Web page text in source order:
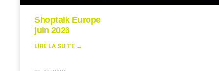
Shoptalk Europe
juin 2026
LIRE LA SUITE →